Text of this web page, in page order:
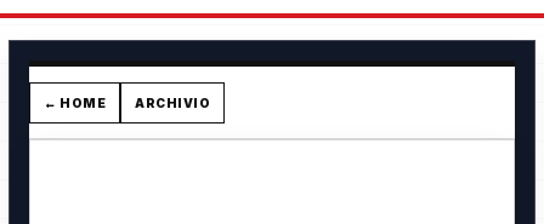
← HOME ARCHIVIO